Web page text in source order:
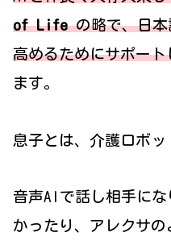
of Lifeの略で、日本
高めるためにサポート
ます。
息子とは、介護ロボッ
音声AIで話し相手に
かったり、アレクサ